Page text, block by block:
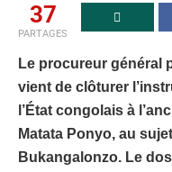
37
PARTAGES
Le procureur général
vient de clôturer
l’État congolais à
Matata Ponyo, au
Bukangalonzo. Le